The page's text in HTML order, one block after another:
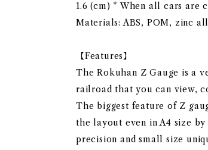
1.6 (cm) * When all cars are
Materials: ABS, POM, zinc
【Features】
The Rokuhan Z Gauge is a
railroad that you can view,
The biggest feature of Z
the layout even in A4 size
precision and small size